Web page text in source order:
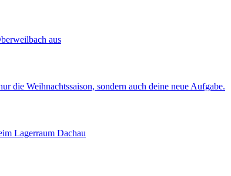
aus
die Weihnachtssaison, sondern auch deine neue Aufgabe.
Lagerraum Dachau